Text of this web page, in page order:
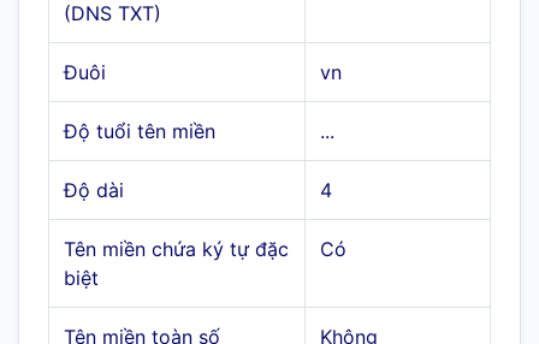
(DNS TXT)
Đuôi vn
Độ tuổi tên miền ...
Độ dài 4
Tên miền chứa ký tự đặc
biệt
Có
Tên miền toàn số Không